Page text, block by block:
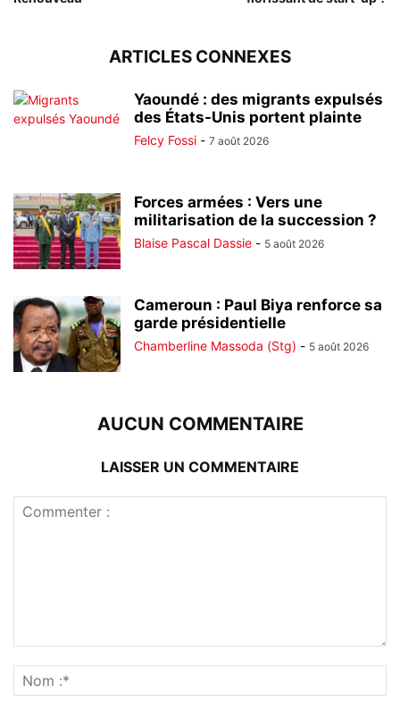
ARTICLES CONNEXES
Yaoundé : des migrants expulsés
des États-Unis portent plainte
Felcy Fossi - 7 août 2026
Forces armées : Vers une
militarisation de la succession ?
Blaise Pascal Dassie - 5 août 2026
Cameroun : Paul Biya renforce sa
garde présidentielle
Chamberline Massoda (Stg) - 5 août 2026
AUCUN COMMENTAIRE
LAISSER UN COMMENTAIRE